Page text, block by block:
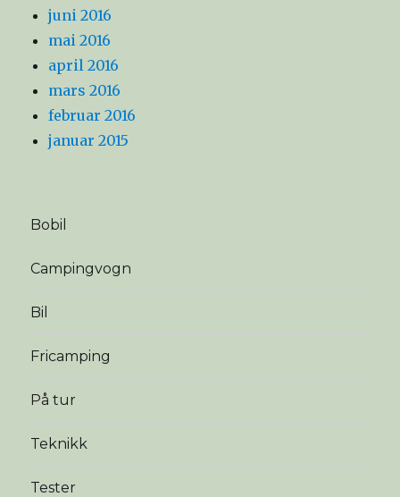
juni 2016
mai 2016
april 2016
mars 2016
februar 2016
januar 2015
Bobil
Campingvogn
Bil
Fricamping
På tur
Teknikk
Tester